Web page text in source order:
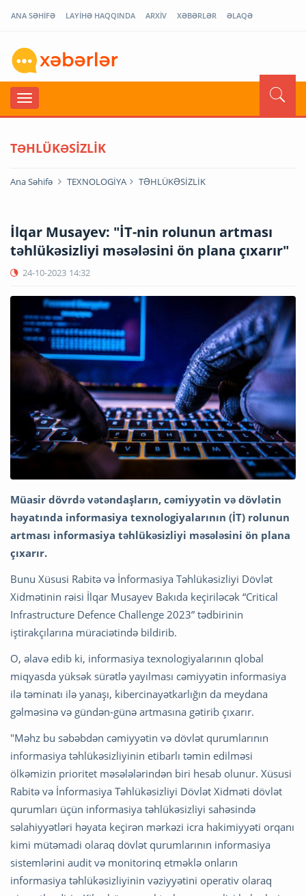
ANA SƏHİFƏ LAYİHƏ HAQQINDA ARXİV XƏBƏRLƏR ƏLAQƏ
TƏHLÜKƏSİZLİK
Ana Səhifə TEXNOLOGİYA TƏHLÜKƏSİZLİK
İlqar Musayev: "İT-nin rolunun artması
təhlükəsizliyi məsələsini ön plana çıxarır"
24-10-2023 14:32
Müasir dövrdə vətəndaşların, cəmiyyətin və dövlətin
həyatında informasiya texnologiyalarının (İT) rolunun
artması informasiya təhlükəsizliyi məsələsini ön plana
çıxarır.
Bunu Xüsusi Rabitə və İnformasiya Təhlükəsizliyi Dövlət
Xidmətinin rəisi İlqar Musayev Bakıda keçiriləcək “Critical
Infrastructure Defence Challenge 2023” tədbirinin
iştirakçılarına müraciətində bildirib.
O, əlavə edib ki, informasiya texnologiyalarının qlobal
miqyasda yüksək sürətlə yayılması cəmiyyətin informasiya
ilə təminatı ilə yanaşı, kibercinayətkarlığın da meydana
gəlməsinə və gündən-günə artmasına gətirib çıxarır.
"Məhz bu səbəbdən cəmiyyətin və dövlət qurumlarının
informasiya təhlükəsizliyinin etibarlı təmin edilməsi
ölkəmizin prioritet məsələlərindən biri hesab olunur. Xüsusi
Rabitə və İnformasiya Təhlükəsizliyi Dövlət Xidməti dövlət
qurumları üçün informasiya təhlükəsizliyi sahəsində
səlahiyyətləri həyata keçirən mərkəzi icra hakimiyyəti orqanı
kimi mütəmadi olaraq dövlət qurumlarının informasiya
sistemlərini audit və monitorinq etməklə onların
informasiya təhlükəsizliyinin vəziyyətini operativ olaraq